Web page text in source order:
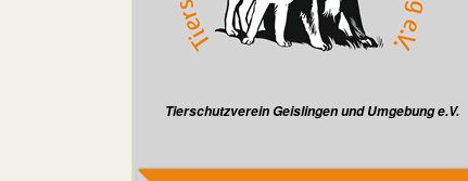
Tierschutzverein Geislingen und Umgebung e.V.